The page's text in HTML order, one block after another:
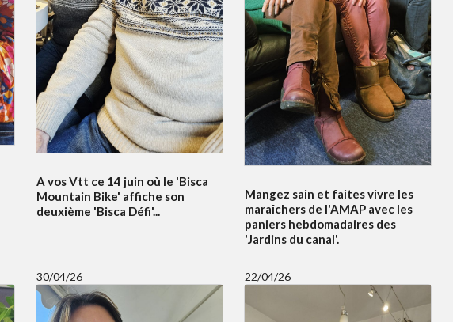
A vos Vtt ce 14 juin où le 'Bisca
Mountain Bike' affiche son
deuxième 'Bisca Défi'...
Mangez sain et faites vivre les
maraîchers de l'AMAP avec les
paniers hebdomadaires des
'Jardins du canal'.
30/04/26 22/04/26